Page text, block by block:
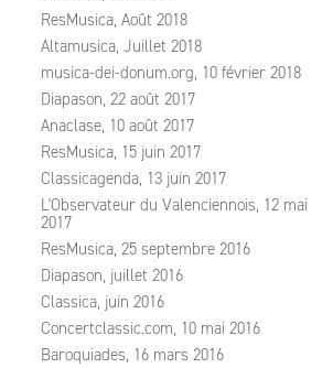
ResMusica, Août 2018
Altamusica, Juillet 2018
musica-dei-donum.org, 10 février 2018
Diapason, 22 août 2017
Anaclase, 10 août 2017
ResMusica, 15 juin 2017
Classicagenda, 13 juin 2017
L'Observateur du Valenciennois, 12 mai
2017
ResMusica, 25 septembre 2016
Diapason, juillet 2016
Classica, juin 2016
Concertclassic.com, 10 mai 2016
Baroquiades, 16 mars 2016